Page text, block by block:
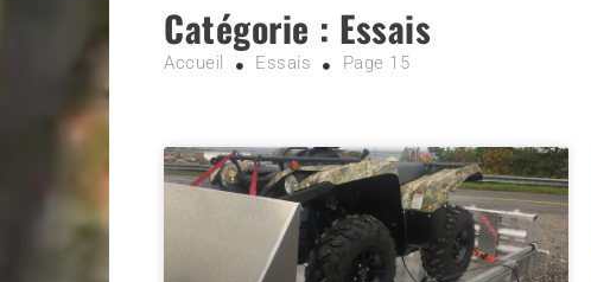
Catégorie : Essais
Accueil Essais Page 15